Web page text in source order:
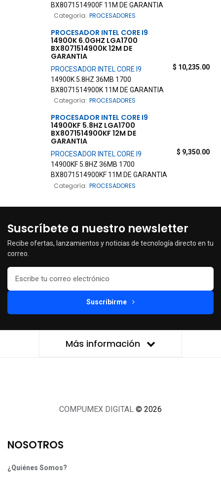
BX8071514900F 11M DE GARANTIA
Categoría: PROCESADORES
PROCESADOR INTEL CORE I9
14900K 6.0GHZ LGA1700
BX8071514900K 12M DE
GARANTIA
PROCESADOR INTEL CORE I9
14900K 5.8HZ 36MB 1700
BX8071514900K 11M DE GARANTIA
Categoría: PROCESADORES
$ 10,235.00
PROCESADOR INTEL CORE I9
14900KF 5.8HZ LGA1700
BX8071514900KF 12M DE
GARANTIA
PROCESADOR INTELCORE I9
14900KF 5.8HZ 36MB 1700
BX8071514900KF 11M DE GARANTIA
Categoría: PROCESADORES
$ 9,350.00
Suscríbete a nuestro newsletter
Recibe ofertas, lanzamientos y noticias de tecnología directo en tu
correo.
Suscribirme
Más información
COMPUMEX DIGITAL © 2026
NOSOTROS
¿Quiénes Somos?